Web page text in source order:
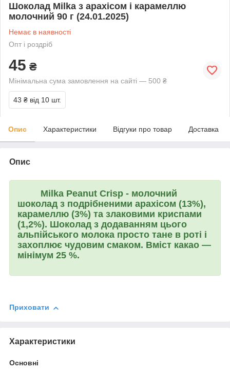
Шоколад Milka з арахісом і карамеллю
молочний 90 г (24.01.2025)
Немає в наявності
Опт і роздріб
45 ₴
Мінімальна сума замовлення на сайті — 500 ₴
43 ₴ від 10 шт.
Опис Характеристики Відгуки про товар Доставка
Опис
Milka Peanut Crisp - молочний
шоколад з подрібненими арахісом (13%),
карамеллю (3%) та злаковими криспами
(1,2%). Шоколад з додаванням цього
альпійського молока просто тане в роті і
захоплює чудовим смаком. Вміст какао —
мінімум 25 %.
Приховати
Характеристики
Основні